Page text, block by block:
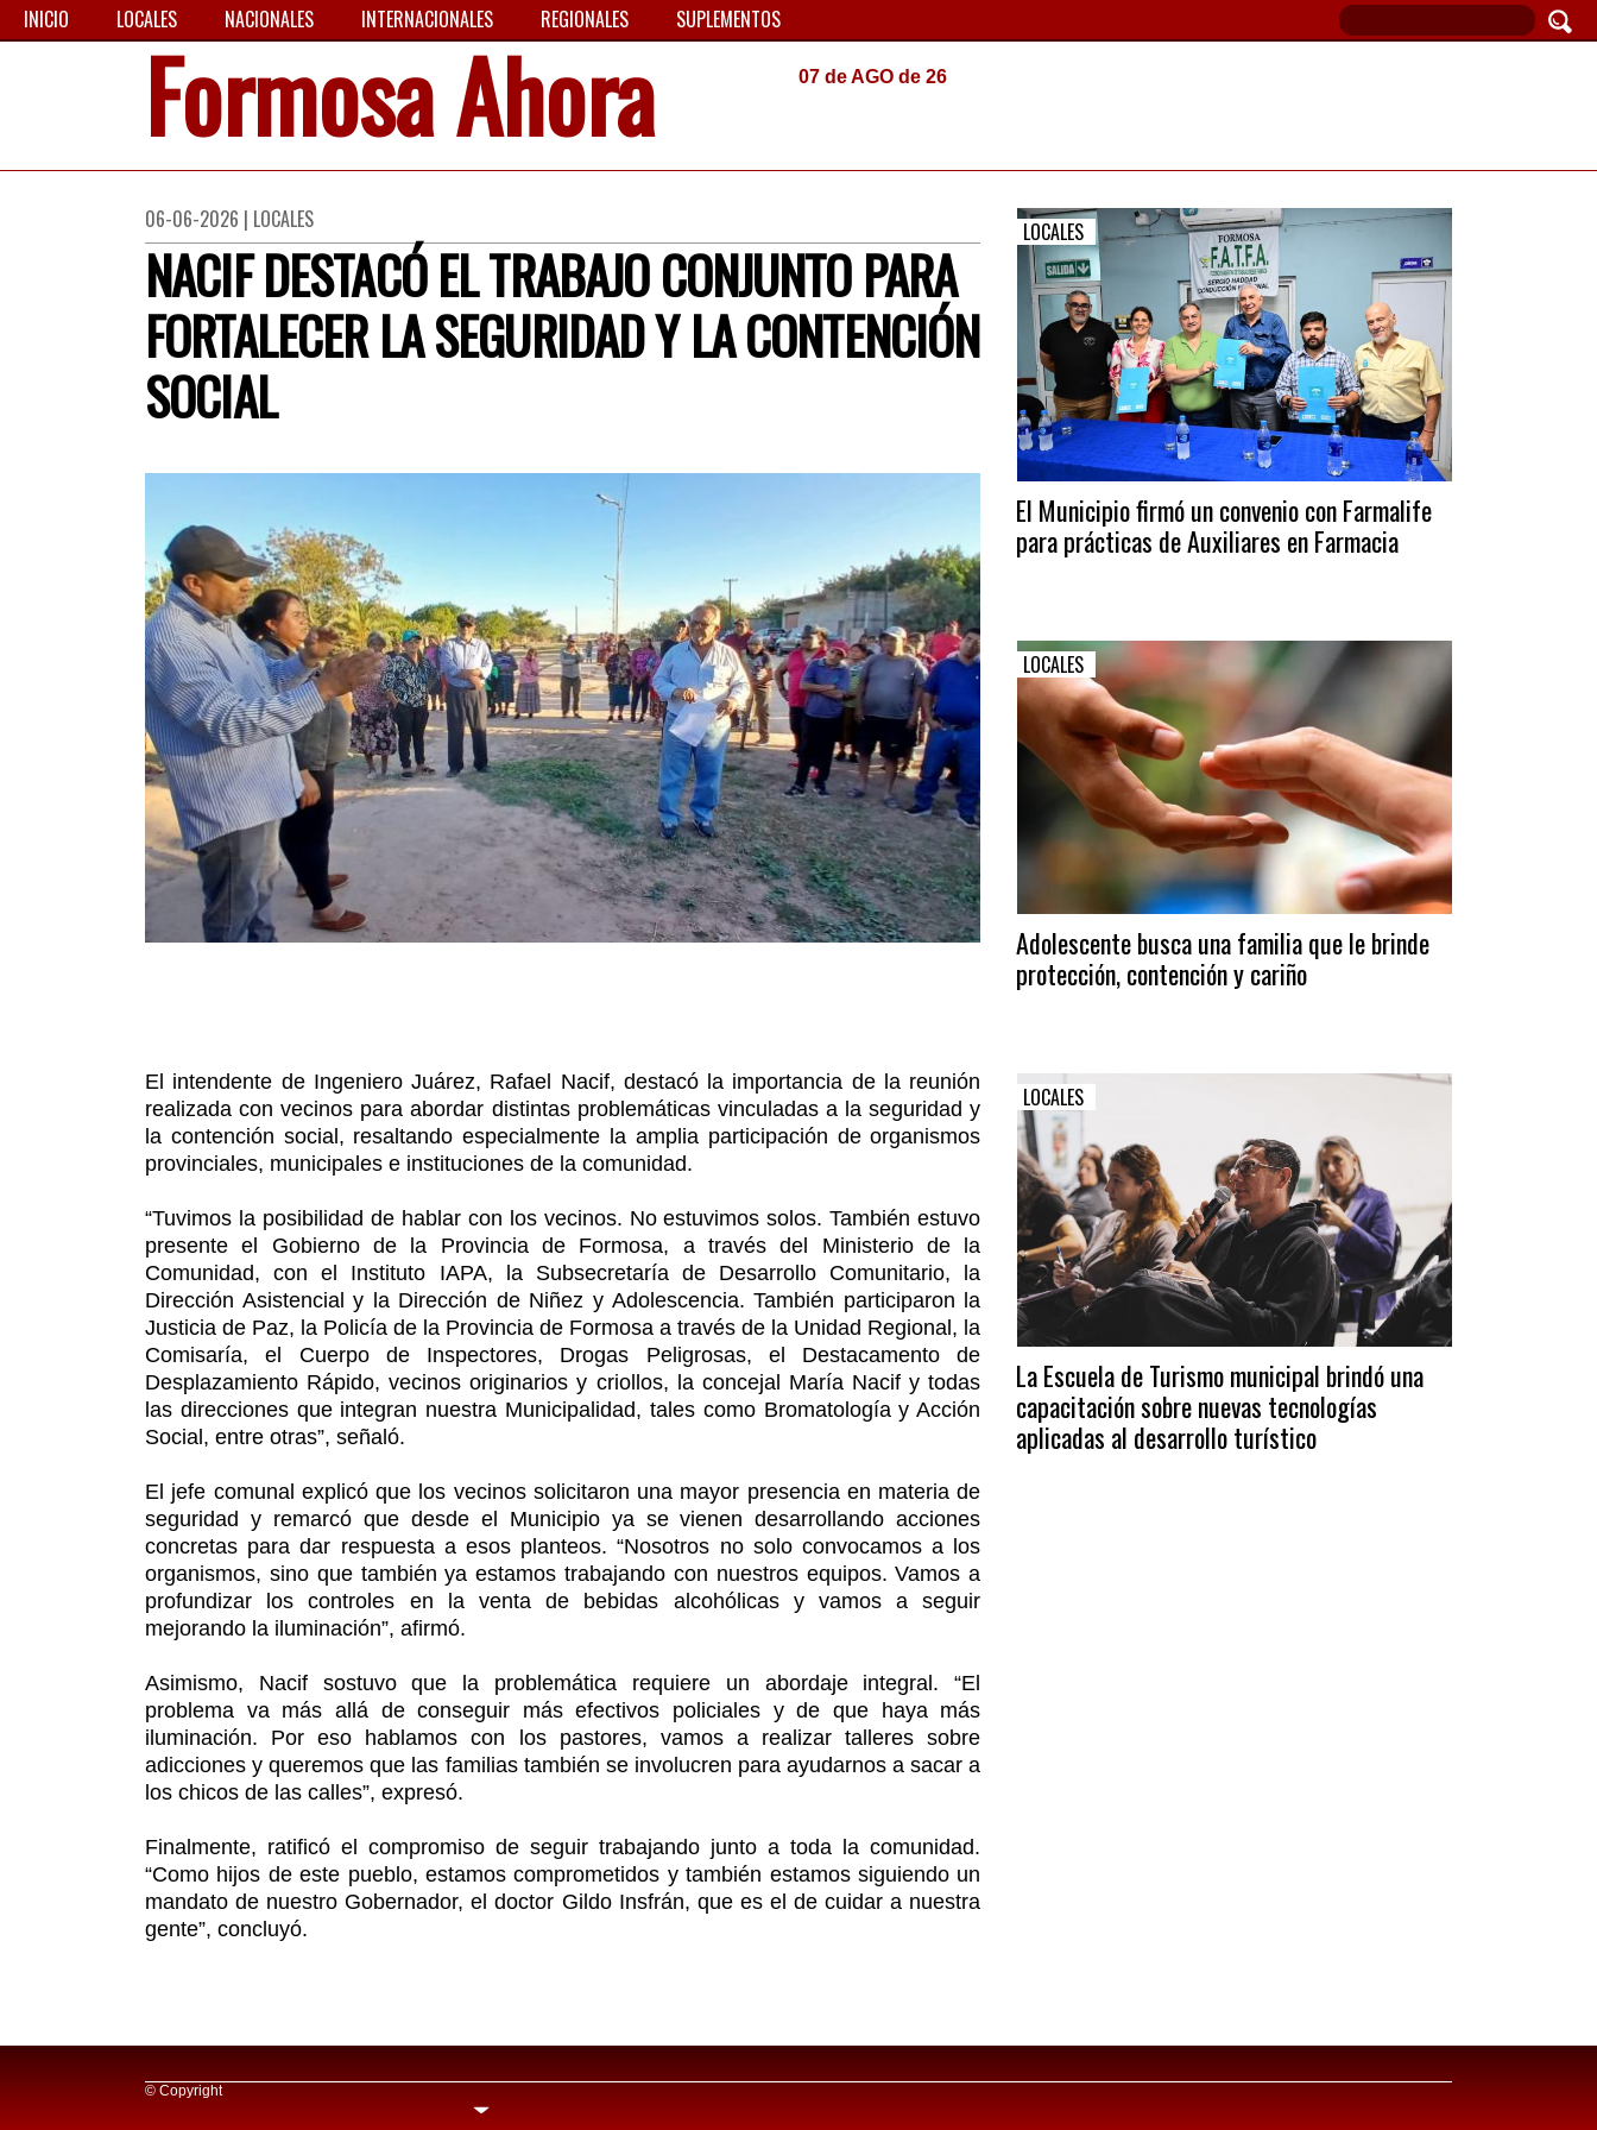
INICIO LOCALES NACIONALES INTERNACIONALES REGIONALES SUPLEMENTOS
Formosa Ahora 07 de AGO de 26
06-06-2026 | LOCALES
NACIF DESTACÓ EL TRABAJO CONJUNTO PARA
FORTALECER LA SEGURIDAD Y LA CONTENCIÓN
SOCIAL
El intendente de Ingeniero Juárez, Rafael Nacif, destacó la importancia de la reunión
realizada con vecinos para abordar distintas problemáticas vinculadas a la seguridad y
la contención social, resaltando especialmente la amplia participación de organismos
provinciales, municipales e instituciones de la comunidad.
“Tuvimos la posibilidad de hablar con los vecinos. No estuvimos solos. También estuvo
presente el Gobierno de la Provincia de Formosa, a través del Ministerio de la
Comunidad, con el Instituto IAPA, la Subsecretaría de Desarrollo Comunitario, la
Dirección Asistencial y la Dirección de Niñez y Adolescencia. También participaron la
Justicia de Paz, la Policía de la Provincia de Formosa a través de la Unidad Regional, la
Comisaría, el Cuerpo de Inspectores, Drogas Peligrosas, el Destacamento de
Desplazamiento Rápido, vecinos originarios y criollos, la concejal María Nacif y todas
las direcciones que integran nuestra Municipalidad, tales como Bromatología y Acción
Social, entre otras”, señaló.
El jefe comunal explicó que los vecinos solicitaron una mayor presencia en materia de
seguridad y remarcó que desde el Municipio ya se vienen desarrollando acciones
concretas para dar respuesta a esos planteos. “Nosotros no solo convocamos a los
organismos, sino que también ya estamos trabajando con nuestros equipos. Vamos a
profundizar los controles en la venta de bebidas alcohólicas y vamos a seguir
mejorando la iluminación”, afirmó.
Asimismo, Nacif sostuvo que la problemática requiere un abordaje integral. “El
problema va más allá de conseguir más efectivos policiales y de que haya más
iluminación. Por eso hablamos con los pastores, vamos a realizar talleres sobre
adicciones y queremos que las familias también se involucren para ayudarnos a sacar a
los chicos de las calles”, expresó.
Finalmente, ratificó el compromiso de seguir trabajando junto a toda la comunidad.
“Como hijos de este pueblo, estamos comprometidos y también estamos siguiendo un
mandato de nuestro Gobernador, el doctor Gildo Insfrán, que es el de cuidar a nuestra
gente”, concluyó.
LOCALES
El Municipio firmó un convenio con Farmalife
para prácticas de Auxiliares en Farmacia
LOCALES
Adolescente busca una familia que le brinde
protección, contención y cariño
LOCALES
La Escuela de Turismo municipal brindó una
capacitación sobre nuevas tecnologías
aplicadas al desarrollo turístico
© Copyright